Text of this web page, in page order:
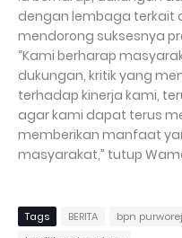
dengan lembaga terkait
mendorong suksesnya
“Kami berharap
dukungan, kritik yang
terhadap kinerja kami,
agar kami dapat terus
memberikan manfaat
masyarakat,” tutup
Tags BERITA bpn